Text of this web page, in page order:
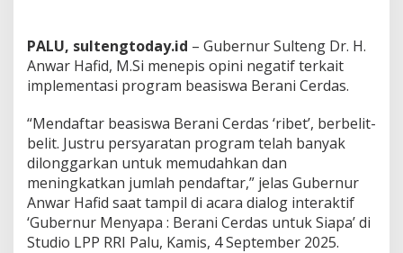
PALU, sultengtoday.id – Gubernur Sulteng Dr. H.
Anwar Hafid, M.Si menepis opini negatif terkait
implementasi program beasiswa Berani Cerdas.
“Mendaftar beasiswa Berani Cerdas ‘ribet’, berbelit-
belit. Justru persyaratan program telah banyak
dilonggarkan untuk memudahkan dan
meningkatkan jumlah pendaftar,” jelas Gubernur
Anwar Hafid saat tampil di acara dialog interaktif
‘Gubernur Menyapa : Berani Cerdas untuk Siapa’ di
Studio LPP RRI Palu, Kamis, 4 September 2025.